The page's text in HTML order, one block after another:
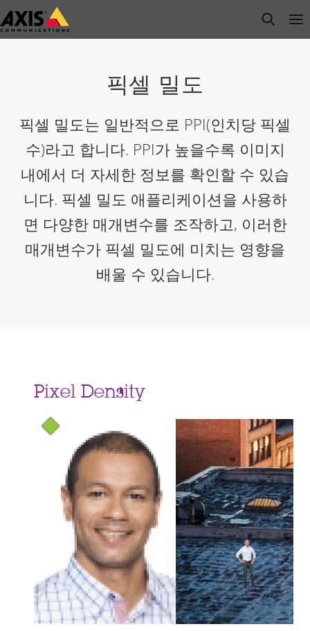
주
요
open
픽셀 밀도
픽셀 밀도는 일반적으로 PPI(인치당 픽셀
수)라고 합니다. PPI가 높을수록 이미지
내에서 더 자세한 정보를 확인할 수 있습
니다. 픽셀 밀도 애플리케이션을 사용하
면 다양한 매개변수를 조작하고, 이러한
매개변수가 픽셀 밀도에 미치는 영향을
배울 수 있습니다.